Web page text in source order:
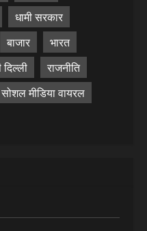
धामी सरकार
बाजार
भारत
दिल्ली
राजनीति
सोशल मीडिया वायरल